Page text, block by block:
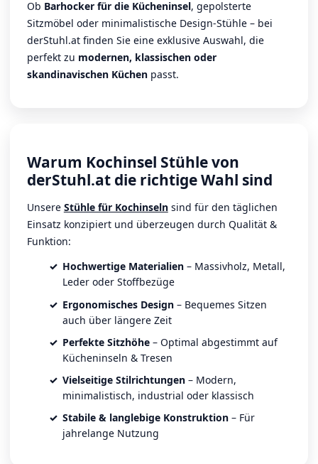
Ob Barhocker für die Kücheninsel, gepolsterte
Sitzmöbel oder minimalistische Design-Stühle – bei
derStuhl.at finden Sie eine exklusive Auswahl, die
perfekt zu modernen, klassischen oder
skandinavischen Küchenpasst.
Warum Kochinsel Stühle von
derStuhl.at die richtige Wahl sind
Unsere Stühle für Kochinselnsind für den täglichen
Einsatz konzipiert und überzeugen durch Qualität &
Funktion:
Hochwertige Materialien – Massivholz, Metall,
Leder oder Stoffbezüge
Ergonomisches Design – Bequemes Sitzen
auch über längere Zeit
Perfekte Sitzhöhe – Optimal abgestimmt auf
Kücheninseln & Tresen
Vielseitige Stilrichtungen – Modern,
minimalistisch, industrial oder klassisch
Stabile & langlebige Konstruktion – Für
jahrelange Nutzung